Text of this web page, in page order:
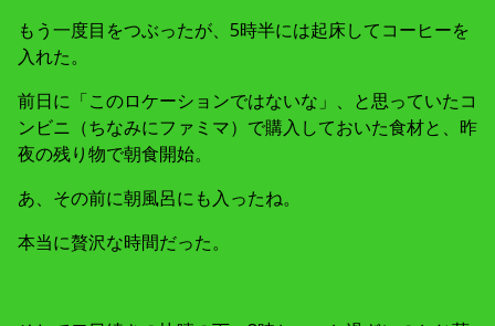
もう一度目をつぶったが、5時半には起床してコーヒーを
入れた。
前日に「このロケーションではないな」、と思っていたコ
ンビニ（ちなみにファミマ）で購入しておいた食材と、昨
夜の残り物で朝食開始。
あ、その前に朝風呂にも入ったね。
本当に贅沢な時間だった。